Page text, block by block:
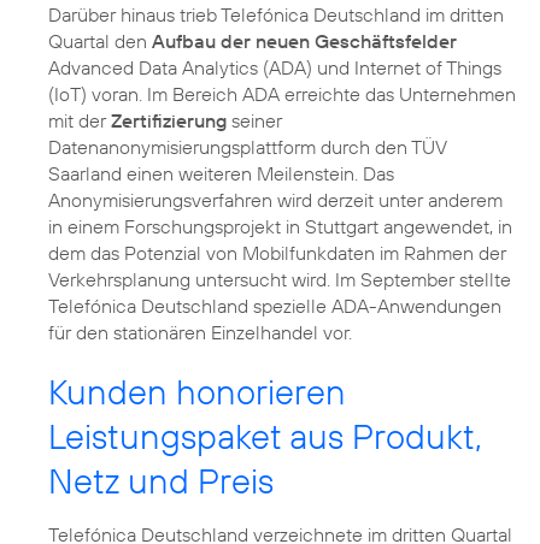
Darüber hinaus trieb Telefónica Deutschland im dritten
Quartal den Aufbau der neuen Geschäftsfelder
Advanced Data Analytics (ADA) und Internet of Things
(IoT) voran. Im Bereich ADA erreichte das Unternehmen
mit derZertifizierung seiner
Datenanonymisierungsplattform durch den TÜV
Saarland einen weiteren Meilenstein. Das
Anonymisierungsverfahren wird derzeit unter anderem
in einem Forschungsprojekt in Stuttgart angewendet, in
dem das Potenzial von Mobilfunkdaten im Rahmen der
Verkehrsplanung untersucht wird. Im September stellte
Telefónica Deutschland spezielle ADA-Anwendungen
für den stationären Einzelhandel vor.
Kunden honorieren
Leistungspaket aus Produkt,
Netz und Preis
Telefónica Deutschland verzeichnete im dritten Quartal